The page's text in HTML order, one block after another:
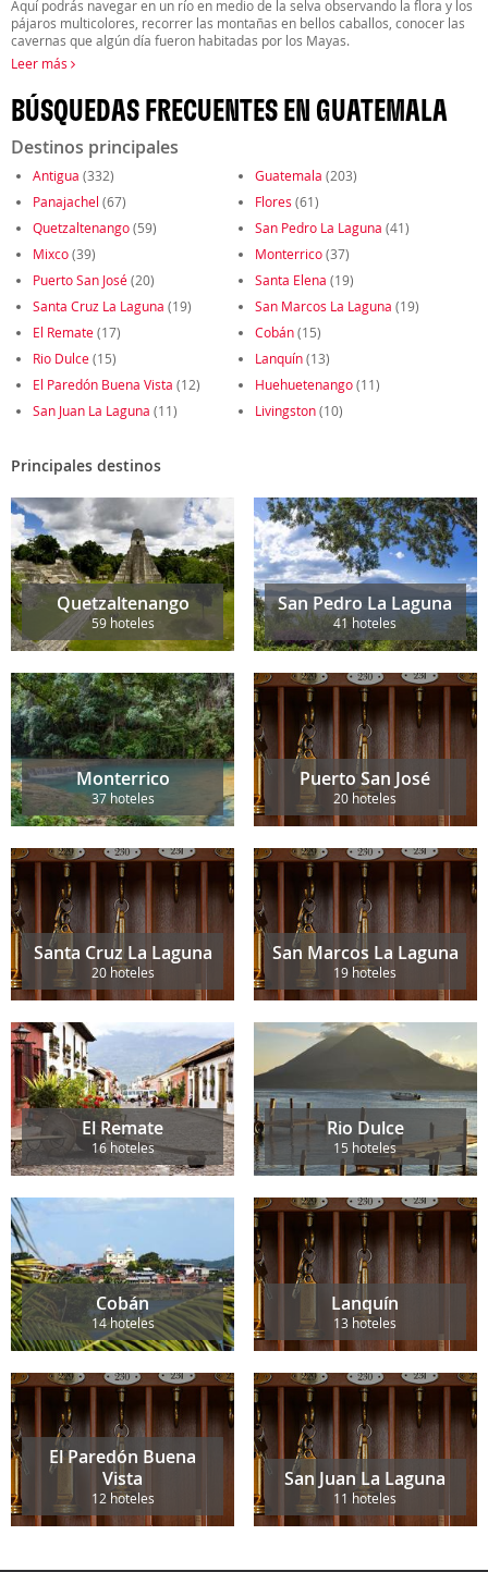
Aquí podrás navegar en un río en medio de la selva observando la flora y los
pájaros multicolores, recorrer las montañas en bellos caballos, conocer las
cavernas que algún día fueron habitadas por los Mayas.
Leer más
BÚSQUEDAS FRECUENTES EN GUATEMALA
Destinos principales
Antigua (332) Guatemala (203)
Panajachel (67) Flores (61)
Quetzaltenango(59) San Pedro La Laguna (41)
Mixco(39) Monterrico(37)
Puerto San José(20) Santa Elena (19)
Santa Cruz La Laguna (19) San Marcos La Laguna (19)
El Remate(17) Cobán(15)
Rio Dulce(15) Lanquín(13)
El Paredón Buena Vista (12) Huehuetenango(11)
San Juan La Laguna (11) Livingston(10)
Principales destinos
Quetzaltenango
59 hoteles
San Pedro La Laguna
41 hoteles
Monterrico
37 hoteles
Puerto San José
20 hoteles
Santa Cruz La Laguna
20 hoteles
San Marcos La Laguna
19 hoteles
El Remate
16 hoteles
Rio Dulce
15 hoteles
Cobán
14 hoteles
Lanquín
13 hoteles
El Paredón Buena
Vista
12 hoteles
San Juan La Laguna
11 hoteles